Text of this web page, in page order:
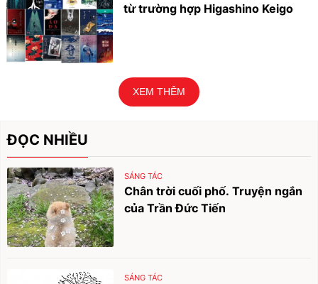
từ trường hợp Higashino Keigo
XEM THÊM
ĐỌC NHIỀU
SÁNG TÁC
Chân trời cuối phố. Truyện ngắn
của Trần Đức Tiến
SÁNG TÁC